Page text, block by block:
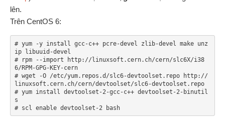
lên.
Trên CentOS 6:
# yum -y install gcc-c++ pcre-devel zlib-devel make unz
ip libuuid-devel
# rpm --import http://linuxsoft.cern.ch/cern/slc6X/i38
6/RPM-GPG-KEY-cern
# wget -O /etc/yum.repos.d/slc6-devtoolset.repo http://
linuxsoft.cern.ch/cern/devtoolset/slc6-devtoolset.repo
# yum install devtoolset-2-gcc-c++ devtoolset-2-binutil
s
# scl enable devtoolset-2 bash